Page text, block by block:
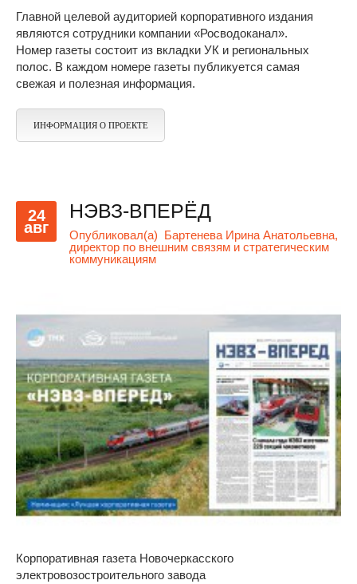
Главной целевой аудиторией корпоративного издания
являются сотрудники компании «Росводоканал».
Номер газеты состоит из вкладки УК и региональных
полос. В каждом номере газеты публикуется самая
свежая и полезная информация.
ИНФОРМАЦИЯ О ПРОЕКТЕ
24
авг
НЭВЗ-ВПЕРЁД
Опубликовал(а) Бартенева Ирина Анатольевна,
директор по внешним связям и стратегическим
коммуникациям
Корпоративная газета Новочеркасского
электровозостроительного завода